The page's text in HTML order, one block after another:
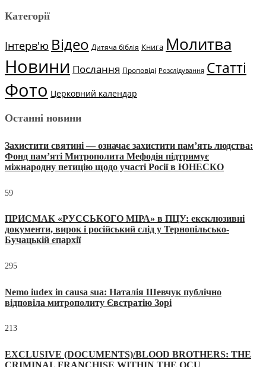
Категорії
Інтерв'ю Відео Дитяча біблія Книга Молитва
Новини Послання Проповіді Розслідування Статті
Фото Церковний календар
Останні новини
Захистити святині — означає захистити пам’ять людства:
Фонд пам’яті Митрополита Мефодія підтримує
міжнародну петицію щодо участі Росії в ЮНЕСКО
59
ПРИСМАК «РУССЬКОГО МІРА» в ПЦУ: ексклюзивні
документи, вирок і російський слід у Тернопільсько-
Бучацькій єпархії
295
Nemo iudex in causa sua: Наталія Шевчук публічно
відповіла митрополиту Євстратію Зорі
213
EXCLUSIVE (DOCUMENTS)/BLOOD BROTHERS: THE